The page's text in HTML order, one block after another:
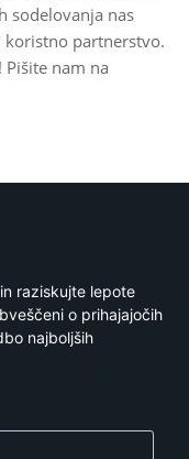
sodelovanja nas
partnerstvo.
Pišite nam na
raziskujte lepote
o prihajajočih
najboljših